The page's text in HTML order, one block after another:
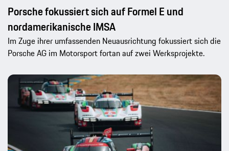
Porsche fokussiert sich auf Formel E und
nordamerikanische IMSA
Im Zuge ihrer umfassenden Neuausrichtung fokussiert sich die
Porsche AG im Motorsport fortan auf zwei Werksprojekte.